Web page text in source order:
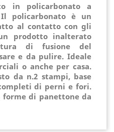
in policarbonato a
Il policarbonato è un
al contatto con gli
prodotto inalterato
di fusione del
e da pulire. Ideale
o anche per casa.
da n.2 stampi, base
di perni e fori.
forme di panettone da